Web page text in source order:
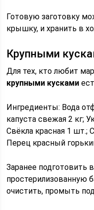
Готовую заготовку
крышку, и хранить в
Крупными
Для тех, кто любит
крупными кусками
Ингредиенты: Вода
капуста свежая 2 кг;
Свёкла красная 1 шт.;
Перец красный
Заранее
простерилизованную
очистить, промыть